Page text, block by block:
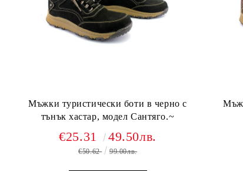
Мъжки туристически боти в черно с
тънък хастар, модел Сантяго.~
€25.31 49.50лв.
€50.62 99.00лв.